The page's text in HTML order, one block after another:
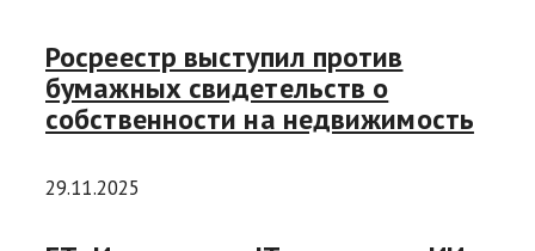
Росреестр выступил против
бумажных свидетельств о
собственности на недвижимость
29.11.2025